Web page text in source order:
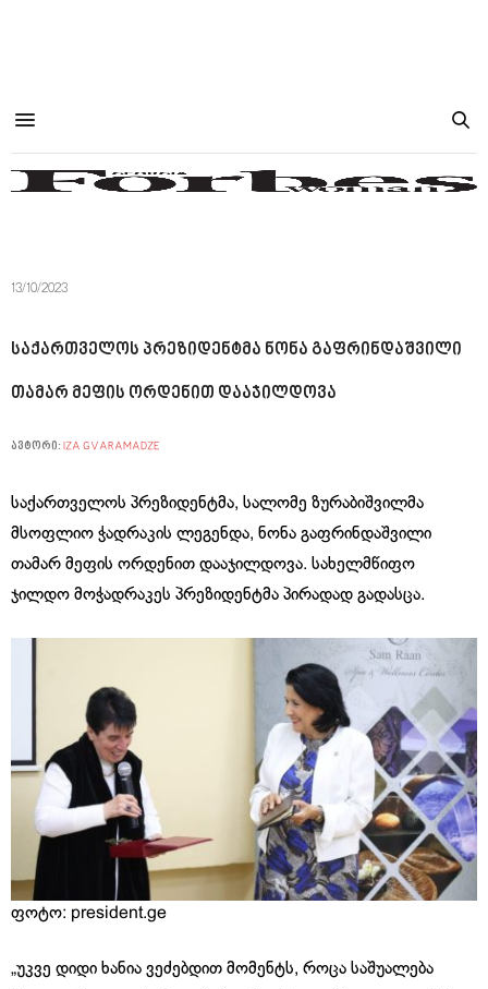
13/10/2023
საქართველოს პრეზიდენტმა ნონა გაფრინდაშვილი
თამარ მეფის ორდენით დააჯილდოვა
ავტორი: IZA GVARAMADZE
საქართველოს პრეზიდენტმა, სალომე ზურაბიშვილმა
მსოფლიო ჭადრაკის ლეგენდა, ნონა გაფრინდაშვილი
თამარ მეფის ორდენით დააჯილდოვა. სახელმწიფო
ჯილდო მოჭადრაკეს პრეზიდენტმა პირადად გადასცა.
ფოტო: president.ge
„უკვე დიდი ხანია ვეძებდით მომენტს, როცა საშუალება